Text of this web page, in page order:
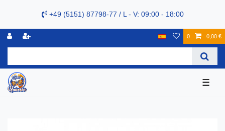
+49 (5151) 87798-77 / L - V: 09:00 - 18:00
0 0,00 €
☰